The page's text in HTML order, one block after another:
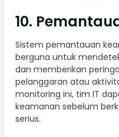
10.
Sistem pemantauan
berguna untuk
dan memberikan
pelanggaran atau
monitoring ini, tim IT
keamanan sebelum
serius.